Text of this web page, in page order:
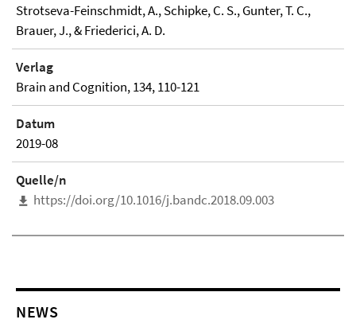
Strotseva-Feinschmidt, A., Schipke, C. S., Gunter, T. C.,
Brauer, J., & Friederici, A. D.
Verlag
Brain and Cognition, 134, 110-121
Datum
2019-08
Quelle/n
https://doi.org/10.1016/j.bandc.2018.09.003
NEWS